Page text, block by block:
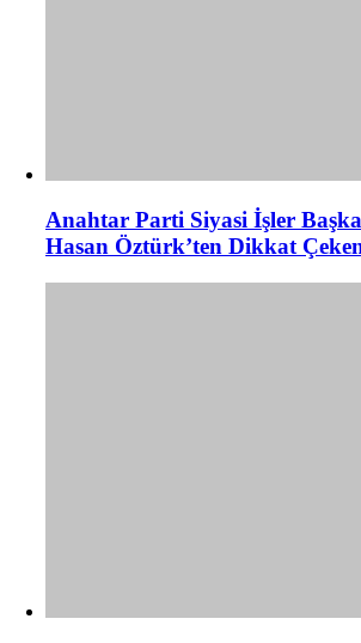
Anahtar Parti Siyasi İşler
Hasan Öztürk’ten Dikkat